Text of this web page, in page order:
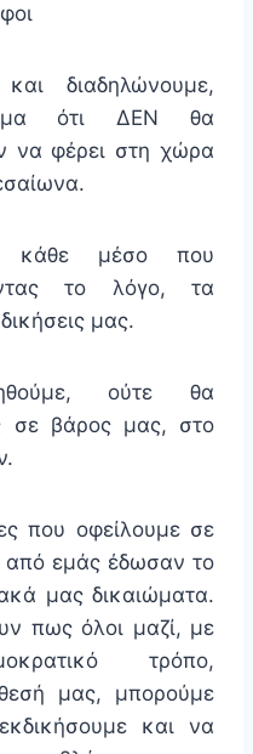
διαδηλώνουμε,
ότι ΔΕΝ θα
να φέρει στη χώρα
κάθε μέσο που
το λόγο, τα
μας.
ούτε θα
σε βάρος μας, στο
που οφείλουμε σε
από εμάς έδωσαν το
μας δικαιώματα.
πως όλοι μαζί, με
τρόπο,
μας, μπορούμε
και να